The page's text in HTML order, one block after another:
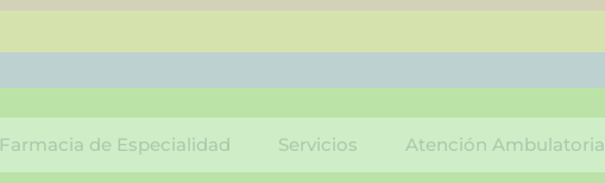
Farmacia de Especialidad Servicios Atención Ambulatoria